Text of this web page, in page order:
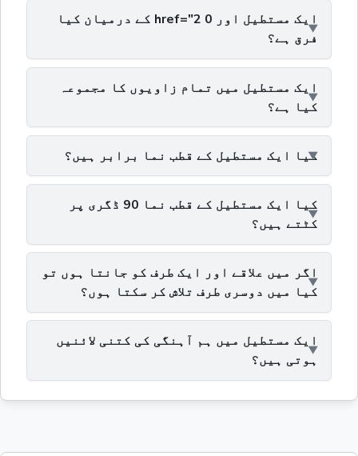
ایک مستطیل اور 0 href="2 کے درمیان کیا
فرق ہے؟
ایک مستطیل میں تمام زاویوں کا مجموعہ
کیا ہے؟
کیا ایک مستطیل کے قطب نما برابر ہیں؟
کیا ایک مستطیل کے قطب نما 90 ڈگری پر
کٹتے ہیں؟
اگر میں علاقے اور ایک طرف کو جانتا ہوں تو
کیا میں دوسری طرف تلاش کر سکتا ہوں؟
ایک مستطیل میں ہم آہنگی کی کتنی لائنیں
ہوتی ہیں؟